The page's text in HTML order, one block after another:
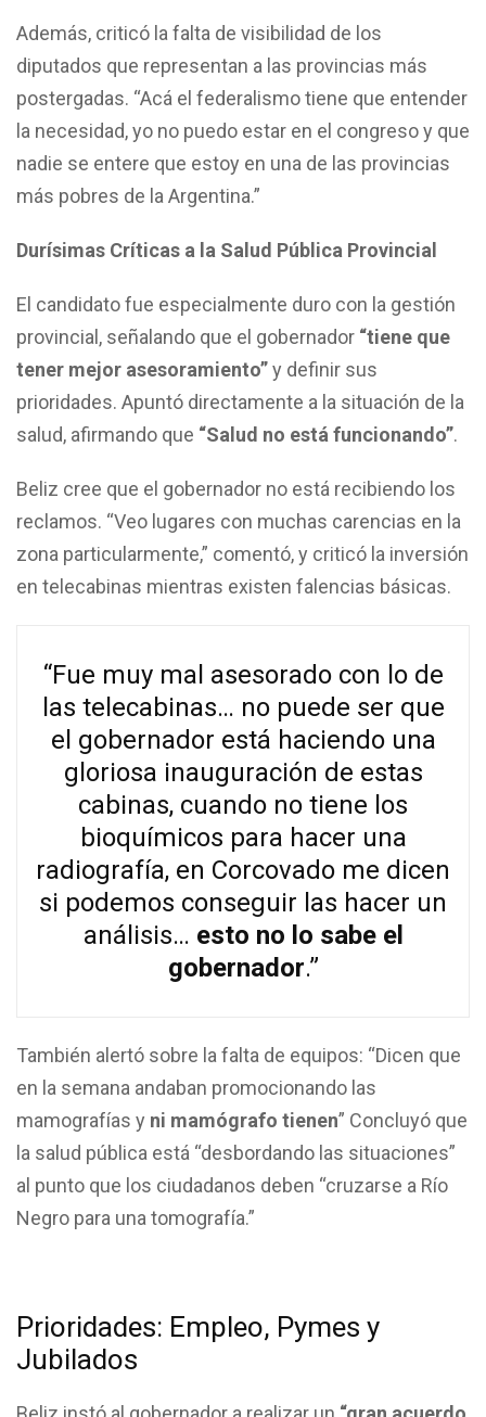
Además, criticó la falta de visibilidad de los
diputados que representan a las provincias más
postergadas. “Acá el federalismo tiene que entender
la necesidad, yo no puedo estar en el congreso y que
nadie se entere que estoy en una de las provincias
más pobres de la Argentina.”
Durísimas Críticas a la Salud Pública Provincial
El candidato fue especialmente duro con la gestión
provincial, señalando que el gobernador “tiene que
tener mejor asesoramiento”y definir sus
prioridades. Apuntó directamente a la situación de la
salud, afirmando que “Salud no está funcionando”.
Beliz cree que el gobernador no está recibiendo los
reclamos. “Veo lugares con muchas carencias en la
zona particularmente,” comentó, y criticó la inversión
en telecabinas mientras existen falencias básicas.
“Fue muy mal asesorado con lo de
las telecabinas… no puede ser que
el gobernador está haciendo una
gloriosa inauguración de estas
cabinas, cuando no tiene los
bioquímicos para hacer una
radiografía, en Corcovado me dicen
si podemos conseguir las hacer un
análisis… esto no lo sabe el
gobernador.”
También alertó sobre la falta de equipos: “Dicen que
en la semana andaban promocionando las
mamografías y ni mamógrafo tienen” Concluyó que
la salud pública está “desbordando las situaciones”
al punto que los ciudadanos deben “cruzarse a Río
Negro para una tomografía.”
Prioridades: Empleo, Pymes y
Jubilados